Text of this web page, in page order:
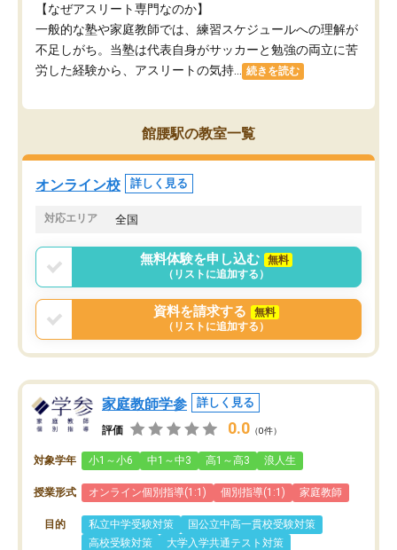
【なぜアスリート専門なのか】
一般的な塾や家庭教師では、練習スケジュールへの理解が
不足しがち。当塾は代表自身がサッカーと勉強の両立に苦
労した経験から、アスリートの気持...
続きを読む
館腰駅の教室一覧
オンライン校 詳しく見る
対応エリア 全国
無料体験を申し込む
無料
（リストに追加する）
資料を請求する
無料
（リストに追加する）
家庭教師学参 詳しく見る
評価 0.0 （0件）
対象学年 小1～小6 中1～中3 高1～高3 浪人生
授業形式 オンライン個別指導(1:1) 個別指導(1:1) 家庭教師
目的 私立中学受験対策
国公立中高一貫校受験対策
高校受験対策
大学入学共通テスト対策